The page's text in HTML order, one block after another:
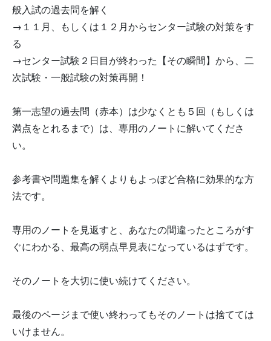
般入試の過去問を解く
→１１月、もしくは１２月からセンター試験の対策をす
る
→センター試験２日目が終わった【その瞬間】から、二
次試験・一般試験の対策再開！
第一志望の過去問（赤本）は少なくとも５回（もしくは
満点をとれるまで）は、専用のノートに解いてくださ
い。
参考書や問題集を解くよりもよっぽど合格に効果的な方
法です。
専用のノートを見返すと、あなたの間違ったところがす
ぐにわかる、最高の弱点早見表になっているはずです。
そのノートを大切に使い続けてください。
最後のページまで使い終わってもそのノートは捨てては
いけません。